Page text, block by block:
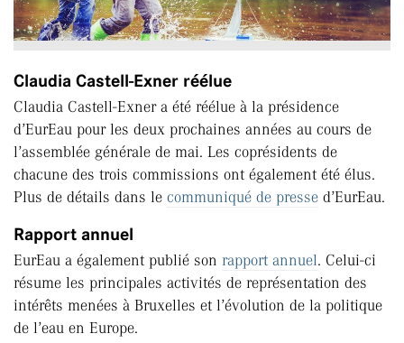
Claudia Castell-Exner réélue
Claudia Castell-Exner a été réélue à la présidence
d’EurEau pour les deux prochaines années au cours de
l’assemblée générale de mai. Les coprésidents de
chacune des trois commissions ont également été élus.
Plus de détails dans le communiqué de presse d’EurEau.
Rapport annuel
EurEau a également publié son rapport annuel. Celui-ci
résume les principales activités de représentation des
intérêts menées à Bruxelles et l’évolution de la politique
de l’eau en Europe.